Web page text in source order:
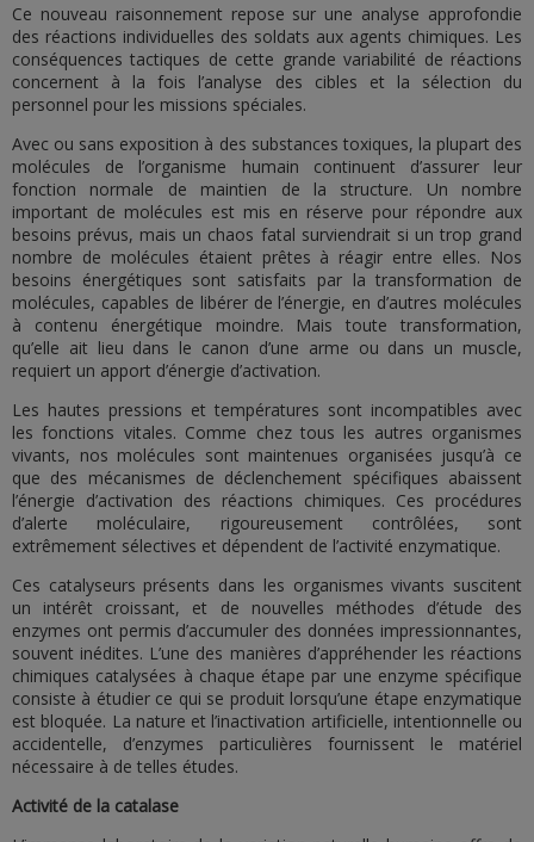
Ce nouveau raisonnement repose sur une analyse approfondie
des réactions individuelles des soldats aux agents chimiques. Les
conséquences tactiques de cette grande variabilité de réactions
concernent à la fois l’analyse des cibles et la sélection du
personnel pour les missions spéciales.
Avec ou sans exposition à des substances toxiques, la plupart des
molécules de l’organisme humain continuent d’assurer leur
fonction normale de maintien de la structure. Un nombre
important de molécules est mis en réserve pour répondre aux
besoins prévus, mais un chaos fatal surviendrait si un trop grand
nombre de molécules étaient prêtes à réagir entre elles. Nos
besoins énergétiques sont satisfaits par la transformation de
molécules, capables de libérer de l’énergie, en d’autres molécules
à contenu énergétique moindre. Mais toute transformation,
qu’elle ait lieu dans le canon d’une arme ou dans un muscle,
requiert un apport d’énergie d’activation.
Les hautes pressions et températures sont incompatibles avec
les fonctions vitales. Comme chez tous les autres organismes
vivants, nos molécules sont maintenues organisées jusqu’à ce
que des mécanismes de déclenchement spécifiques abaissent
l’énergie d’activation des réactions chimiques. Ces procédures
d’alerte moléculaire, rigoureusement contrôlées, sont
extrêmement sélectives et dépendent de l’activité enzymatique.
Ces catalyseurs présents dans les organismes vivants suscitent
un intérêt croissant, et de nouvelles méthodes d’étude des
enzymes ont permis d’accumuler des données impressionnantes,
souvent inédites. L’une des manières d’appréhender les réactions
chimiques catalysées à chaque étape par une enzyme spécifique
consiste à étudier ce qui se produit lorsqu’une étape enzymatique
est bloquée. La nature et l’inactivation artificielle, intentionnelle ou
accidentelle, d’enzymes particulières fournissent le matériel
nécessaire à de telles études.
Activité de la catalase